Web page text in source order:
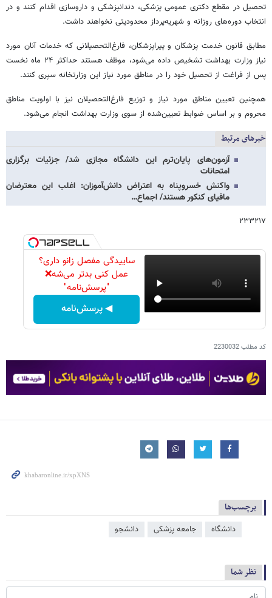
تحصیل در مقطع دکتری عمومی پزشکی، دندانپزشکی و داروسازی اقدام کنند و در
انتخاب دوره‌های روزانه و شهریه‌پرداز محدودیتی نخواهند داشت.
مطابق قانون خدمت پزشکان و پیراپزشکان، فارغ‌التحصیلانی که خدمات آنان مورد
نیاز وزارت بهداشت تشخیص داده می‌شود، موظف هستند حداکثر ۲۴ ماه نخست
پس از فراغت از تحصیل خود را در مناطق مورد نیاز این وزارتخانه سپری کنند.
همچنین تعیین مناطق مورد نیاز و توزیع فارغ‌التحصیلان نیز با اولویت مناطق
محروم و بر اساس ضوابط تعیین‌شده از سوی وزارت بهداشت انجام می‌شود.
خبرهای مرتبط
آزمون‌های پایان‌ترم این دانشگاه مجازی شد/ جزئیات برگزاری
امتحانات
واکنش خسروپناه به اعتراض دانش‌آموزان: اغلب این معترضان
مافیای کنکور هستند/ اجماع…
۲۳۳۲۱۷
ساییدگی مفصل زانو داری؟
عمل کنی بدتر می‌شه❌
"پرسش‌نامه"
◀ پرسش‌نامه
کد مطلب2230032
برچسب‌ها
دانشگاه جامعه پزشکی دانشجو
نظر شما